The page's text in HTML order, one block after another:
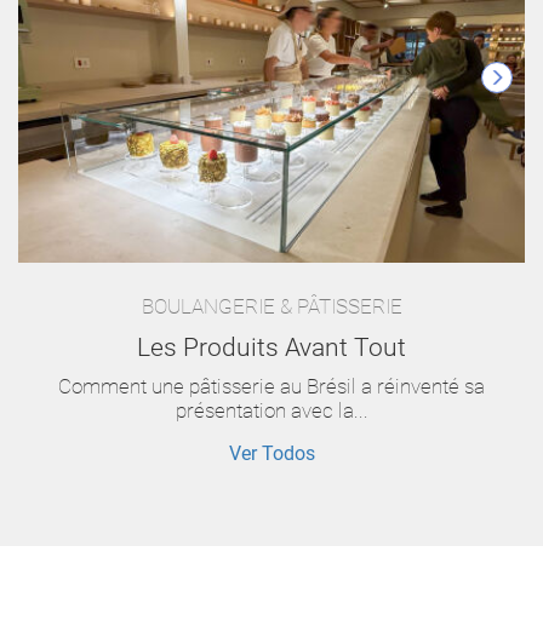
BOULANGERIE & PÂTISSERIE
Les Produits Avant Tout
Comment une pâtisserie au Brésil a réinventé sa
présentation avec la...
Ver Todos